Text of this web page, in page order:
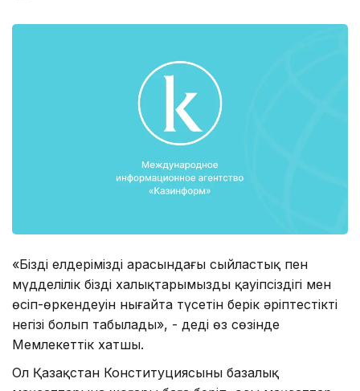
«Біздің елдеріміздің арасындағы сыйластық пен
мүдделілік біздің халықтарымыздың қауіпсіздігі мен
өсіп-өркендеуін нығайта түсетін берік әріптестіктің
негізі болып табылады», - деді өз сөзінде
Мемлекеттік хатшы.
Ол Қазақстан Конституциясының базалық